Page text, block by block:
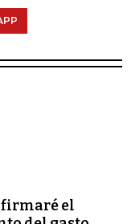
firmaré el